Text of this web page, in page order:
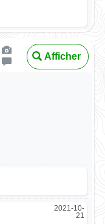
Afficher
2021-10-
21